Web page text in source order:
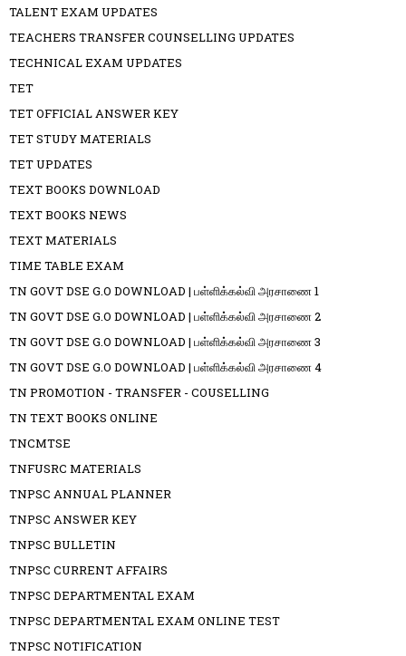
TALENT EXAM UPDATES
TEACHERS TRANSFER COUNSELLING UPDATES
TECHNICAL EXAM UPDATES
TET
TET OFFICIAL ANSWER KEY
TET STUDY MATERIALS
TET UPDATES
TEXT BOOKS DOWNLOAD
TEXT BOOKS NEWS
TEXT MATERIALS
TIME TABLE EXAM
TN GOVT DSE G.O DOWNLOAD | பள்ளிக்கல்வி அரசாணை 1
TN GOVT DSE G.O DOWNLOAD | பள்ளிக்கல்வி அரசாணை 2
TN GOVT DSE G.O DOWNLOAD | பள்ளிக்கல்வி அரசாணை 3
TN GOVT DSE G.O DOWNLOAD | பள்ளிக்கல்வி அரசாணை 4
TN PROMOTION - TRANSFER - COUSELLING
TN TEXT BOOKS ONLINE
TNCMTSE
TNFUSRC MATERIALS
TNPSC ANNUAL PLANNER
TNPSC ANSWER KEY
TNPSC BULLETIN
TNPSC CURRENT AFFAIRS
TNPSC DEPARTMENTAL EXAM
TNPSC DEPARTMENTAL EXAM ONLINE TEST
TNPSC NOTIFICATION